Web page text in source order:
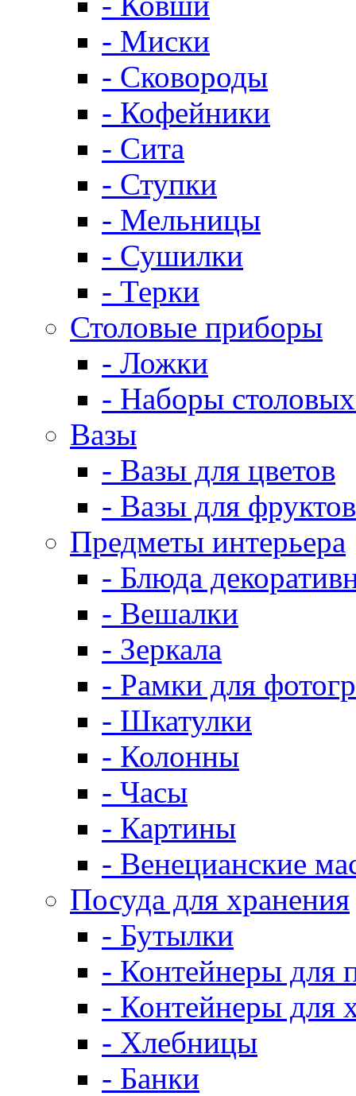
- Миски
- Сковороды
- Кофейники
- Сита
- Ступки
- Мельницы
- Сушилки
- Терки
Столовые приборы
- Ложки
- Наборы
Вазы
- Вазы для цветов
- Вазы для фруктов
Предметы интерьера
- Блюда
- Вешалки
- Зеркала
- Рамки для
- Шкатулки
- Колонны
- Часы
- Картины
- Венецианские
Посуда для хранения
- Бутылки
- Контейнеры для
- Контейнеры для
- Хлебницы
- Банки